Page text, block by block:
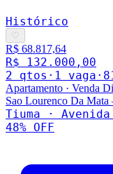
Histórico
♡
R$ 68.817,64
R$ 132.000,00
2 qtos · 1 vaga ·
Apartamento · Venda
Sao Lourenco Da Mata
Tiuma ·
48% OFF